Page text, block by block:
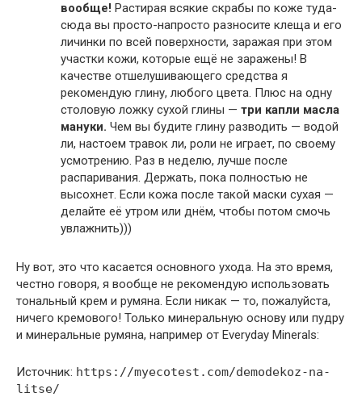
вообще! Растирая всякие скрабы по коже туда-
сюда вы просто-напросто разносите клеща и его
личинки по всей поверхности, заражая при этом
участки кожи, которые ещё не заражены! В
качестве отшелушивающего средства я
рекомендую глину, любого цвета. Плюс на одну
столовую ложку сухой глины — три капли масла
мануки. Чем вы будите глину разводить — водой
ли, настоем травок ли, роли не играет, по своему
усмотрению. Раз в неделю, лучше после
распаривания. Держать, пока полностью не
высохнет. Если кожа после такой маски сухая —
делайте её утром или днём, чтобы потом смочь
увлажнить)))
Ну вот, это что касается основного ухода. На это время,
честно говоря, я вообще не рекомендую использовать
тональный крем и румяна. Если никак — то, пожалуйста,
ничего кремового! Только минеральную основу или пудру
и минеральные румяна, например от Everyday Minerals:
Источник: https://myecotest.com/demodekoz-na-
litse/